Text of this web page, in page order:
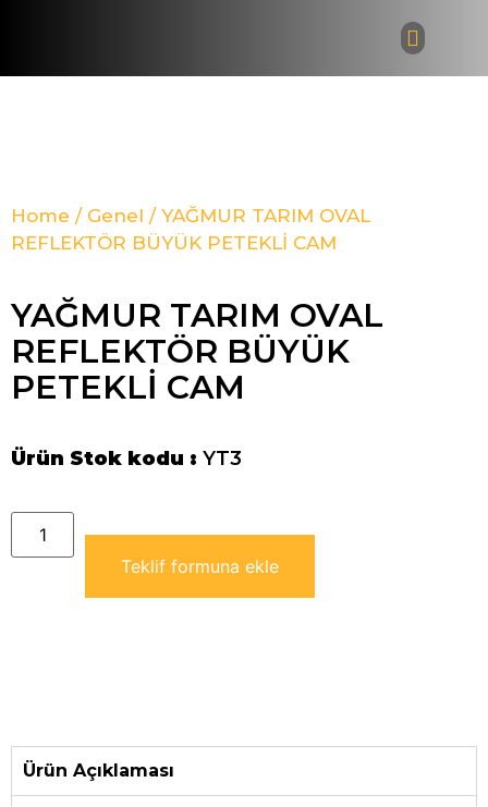
Home / Genel / YAĞMUR TARIM OVAL
REFLEKTÖR BÜYÜK PETEKLİ CAM
YAĞMUR TARIM OVAL
REFLEKTÖR BÜYÜK
PETEKLİ CAM
Ürün Stok kodu : YT3
Teklif formuna ekle
Ürün Açıklaması